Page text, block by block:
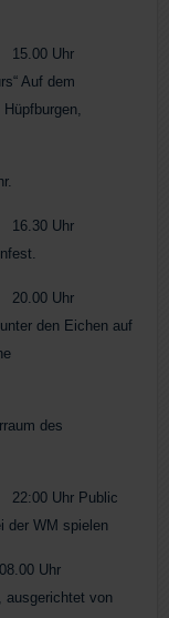
Auf dem
den Eichen auf
des
Public
der WM spielen
Uhr
ausgerichtet von